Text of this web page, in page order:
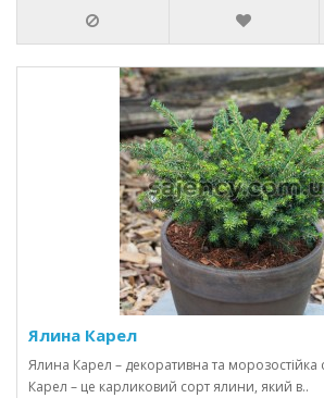
Ялина Карел
Ялина Карел – декоративна та
Карел – це карликовий сорт ялини, який в..